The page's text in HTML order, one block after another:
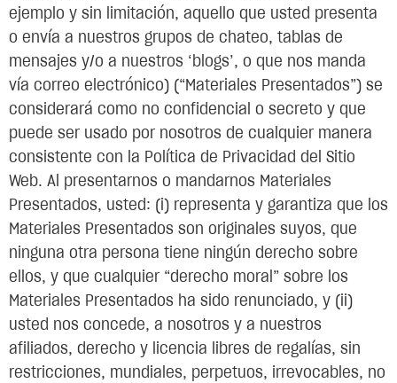
ejemplo y sin limitación, aquello que usted presenta
o envía a nuestros grupos de chateo, tablas de
mensajes y/o a nuestros ‘blogs’, o que nos manda
vía correo electrónico) (“Materiales Presentados”) se
considerará como no confidencial o secreto y que
puede ser usado por nosotros de cualquier manera
consistente con la Política de Privacidad del Sitio
Web. Al presentarnos o mandarnos Materiales
Presentados, usted: (i) representa y garantiza que los
Materiales Presentados son originales suyos, que
ninguna otra persona tiene ningún derecho sobre
ellos, y que cualquier “derecho moral” sobre los
Materiales Presentados ha sido renunciado, y (ii)
usted nos concede, a nosotros y a nuestros
afiliados, derecho y licencia libres de regalías, sin
restricciones, mundiales, perpetuos, irrevocables, no